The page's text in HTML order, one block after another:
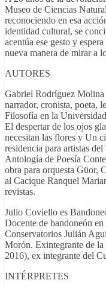
Museo de Ciencias
reconociendo en esa
identidad cultural, se
acentúa ese gesto y
nueva manera de mirar a
AUTORES
Gabriel Rodríguez
narrador, cronista, poeta,
Filosofía en la
El despertar de los ojos
necesitan las flores y Un
residencia para artistas
Antología de Poesía
obra para orquesta Güor,
al Cacique Ranquel
revistas.
Julio Coviello es
Docente de bandoneón
Conservatorios Julián
Morón. Exintegrante de
2016), ex integrante del
INTÉRPRETES